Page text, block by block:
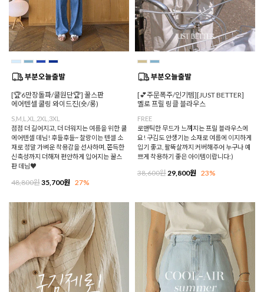
[🏆6만장돌파/쿨원단🏆] 꿀스판
에어텐셀 쿨링 와이드진(숏/롱)
S,M,L,XL,2XL,3XL
점점 더 길어지고, 더 더워지는 여름을 위한 쿨
에어텐셀 데님! 후들후들~ 찰랑이는 텐셀 소
재로 정말 가벼운 착용감을 선사하며, 쫀득한
신축성까지 더해져 편안하게 입어지는 꿀스
판 데님♥
48,800원35,700원 27%
[💕주문폭주/인기템][JUST BETTER]
멜로 프릴 링클 블라우스
FREE
로맨틱한 무드가 느껴지는 프릴 블라우스에
요! 구김도 안생기는 소재로 여름에 이지하게
입기 좋고, 팔뚝살까지 커버해주어 누구나 예
쁘게 착용하기 좋은 아이템이랍니다:)
38,600원 29,800원 23%